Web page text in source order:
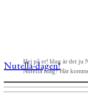
Hej på er! Idag är det ju
Nutella idag? Här
Nutella-dagen!